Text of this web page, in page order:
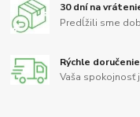
30 dní na
Predĺžili sme
Rýchle
Vaša spokojnosť